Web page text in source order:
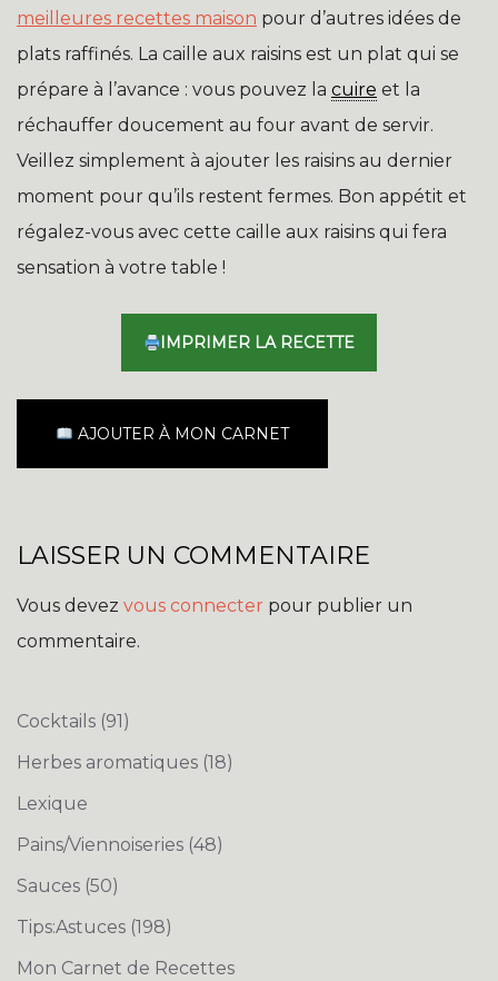
meilleures recettes maison pour d’autres idées de
plats raffinés. La caille aux raisins est un plat qui se
prépare à l’avance : vous pouvez la cuire et la
réchauffer doucement au four avant de servir.
Veillez simplement à ajouter les raisins au dernier
moment pour qu’ils restent fermes. Bon appétit et
régalez-vous avec cette caille aux raisins qui fera
sensation à votre table !
IMPRIMER LA RECETTE
AJOUTER À MON CARNET
LAISSER UN COMMENTAIRE
Vous devez vous connecter pour publier un
commentaire.
Cocktails (91)
Herbes aromatiques (18)
Lexique
Pains/Viennoiseries (48)
Sauces (50)
Tips:Astuces (198)
Mon Carnet de Recettes